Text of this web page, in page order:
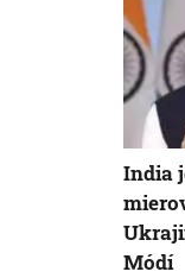
India
Módí